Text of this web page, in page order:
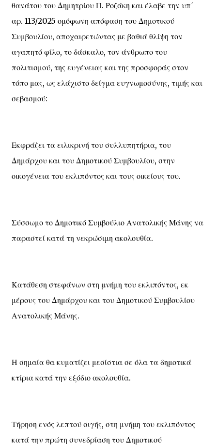
θανάτου του Δημητρίου Π. Ροζάκη και έλαβε την υπ΄
αρ. 113/2025 ομόφωνη απόφαση του Δημοτικού
Συμβουλίου, αποχαιρετώντας με βαθιά θλίψη τον
αγαπητό φίλο, το δάσκαλο, τον άνθρωπο του
πολιτισμού, της ευγένειας και της προσφοράς στον
τόπο μας, ως ελάχιστο δείγμα ευγνωμοσύνης, τιμής και
σεβασμού:
Εκφράζει τα ειλικρινή του συλλυπητήρια, του
Δημάρχου και του Δημοτικού Συμβουλίου, στην
οικογένεια του εκλιπόντος και τους οικείους του.
Σύσσωμο το Δημοτικό Συμβούλιο Ανατολικής Μάνης να
παραστεί κατά τη νεκρώσιμη ακολουθία.
Κατάθεση στεφάνων στη μνήμη του εκλιπόντος, εκ
μέρους του Δημάρχου και του Δημοτικού Συμβουλίου
Ανατολικής Μάνης.
Η σημαία θα κυματίζει μεσίστια σε όλα τα δημοτικά
κτίρια κατά την εξόδιο ακολουθία.
Τήρηση ενός λεπτού σιγής, στη μνήμη του εκλιπόντος
κατά την πρώτη συνεδρίαση του Δημοτικού